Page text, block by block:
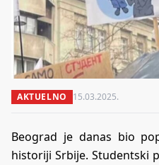
AKTUELNO 15.03.2025.
Beograd je danas bio
historiji Srbije. Studentski